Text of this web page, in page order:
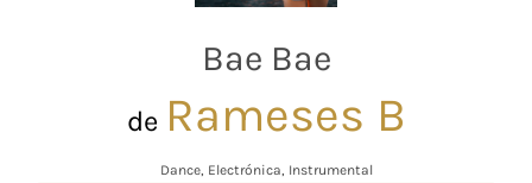
Bae Bae
de Rameses B
Dance, Electrónica, Instrumental